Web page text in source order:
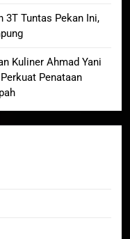
3T Tuntas Pekan Ini,
Kuliner Ahmad Yani
Penataan